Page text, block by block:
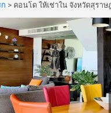
> คอนโด ให้เช่าใน จังหวัดสุรา